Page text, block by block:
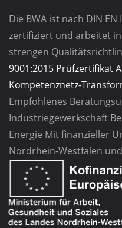
Die BWA ist nach DIN EN
zertifiziert und arbeitet
strengen
9001:2015 Prüfzertifikat
Kompetenznetz-
Empfohlenes
Industriegewerkschaft
Energie Mit finanzieller
Nordrhein-Westfalen